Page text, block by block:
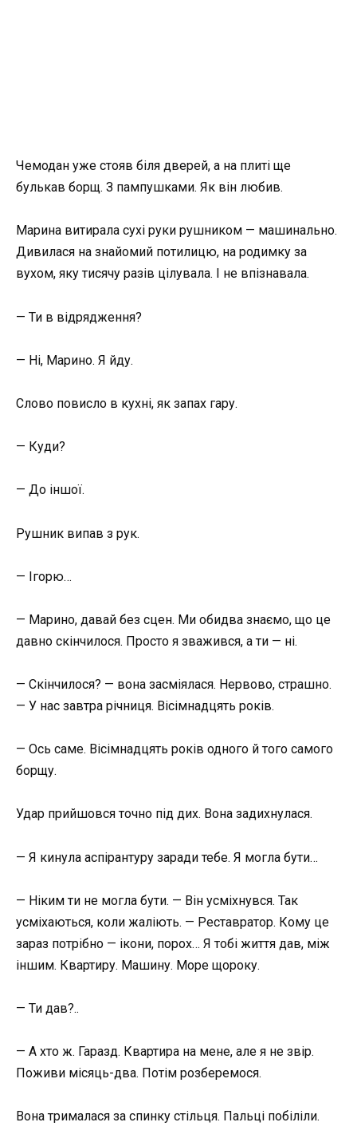
Чемодан уже стояв біля дверей, а на плиті ще
булькав борщ. З пампушками. Як він любив.
Марина витирала сухі руки рушником — машинально.
Дивилася на знайомий потилицю, на родимку за
вухом, яку тисячу разів цілувала. І не впізнавала.
— Ти в відрядження?
— Ні, Марино. Я йду.
Слово повисло в кухні, як запах гару.
— Куди?
— До іншої.
Рушник випав з рук.
— Ігорю…
— Марино, давай без сцен. Ми обидва знаємо, що це
давно скінчилося. Просто я зважився, а ти — ні.
— Скінчилося? — вона засміялася. Нервово, страшно.
— У нас завтра річниця. Вісімнадцять років.
— Ось саме. Вісімнадцять років одного й того самого
борщу.
Удар прийшовся точно під дих. Вона задихнулася.
— Я кинула аспірантуру заради тебе. Я могла бути…
— Ніким ти не могла бути. — Він усміхнувся. Так
усміхаються, коли жаліють. — Реставратор. Кому це
зараз потрібно — ікони, порох… Я тобі життя дав, між
іншим. Квартиру. Машину. Море щороку.
— Ти дав?..
— А хто ж. Гаразд. Квартира на мене, але я не звір.
Поживи місяць-два. Потім розберемося.
Вона трималася за спинку стільця. Пальці побіліли.